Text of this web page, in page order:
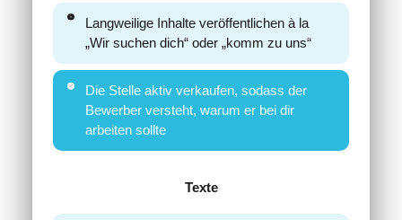
Langweilige Inhalte veröffentlichen à la
„Wir suchen dich“ oder „komm zu uns“
Die Stelle aktiv verkaufen, sodass der
Bewerber versteht, warum er bei dir
arbeiten sollte
Texte